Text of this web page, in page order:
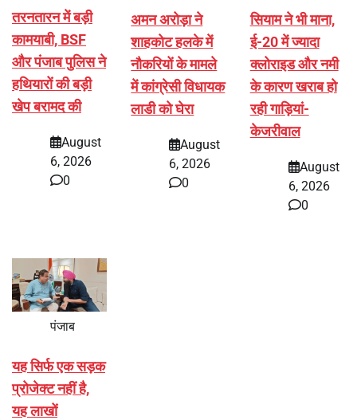
तरनतारन में बड़ी
कामयाबी, BSF
और पंजाब पुलिस ने
हथियारों की बड़ी
खेप बरामद की
August
6, 2026
0
अमन अरोड़ा ने
शाहकोट हलके में
नौकरियों के मामले
में कांग्रेसी विधायक
लाडी को घेरा
August
6, 2026
0
सियाम ने भी माना,
ई-20 में ज्यादा
क्लोराइड और नमी
के कारण खराब हो
रही गाड़ियां-
केजरीवाल
August
6, 2026
0
पंजाब
यह सिर्फ एक सड़क
प्रोजेक्ट नहीं है,
यह लाखों